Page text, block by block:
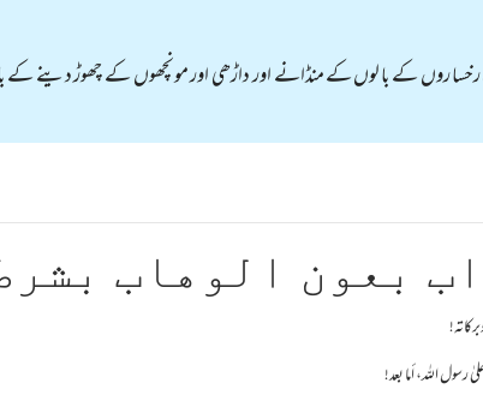
روں کے با لوں کے منڈانے اور داڑھی اور مونچھوں کے چھوڑ دینے کے
بعون الوهاب
رسول الله، أما بعد!